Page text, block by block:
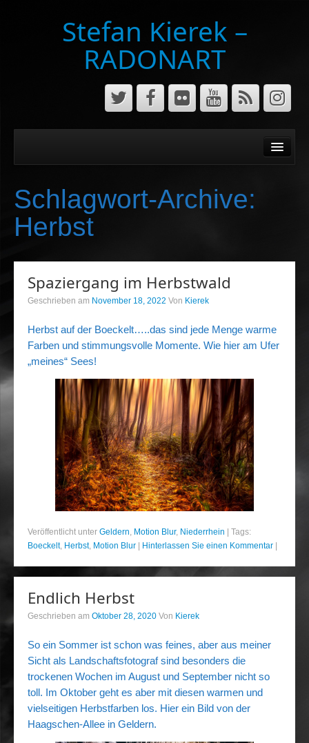
Stefan Kierek –
RADONART
Musik&Art
Surreal
Luftaufnahmen
Wettbewerb
Meine Kalender
Mein Shop
Stefan´s EduPortal
Schlagwort-Archive:
Herbst
Spaziergang im Herbstwald
Geschrieben am November 18, 2022 Von Kierek
Herbst auf der Boeckelt…..das sind jede Menge warme
Farben und stimmungsvolle Momente. Wie hier am Ufer
„meines“ Sees!
Veröffentlicht unter Geldern, Motion Blur, Niederrhein
Tags:
Boeckelt, Herbst, Motion Blur Hinterlassen Sie einen Kommentar
Endlich Herbst
Geschrieben am Oktober 28, 2020 Von Kierek
So ein Sommer ist schon was feines, aber aus meiner
Sicht als Landschaftsfotograf sind besonders die
trockenen Wochen im August und September nicht so
toll. Im Oktober geht es aber mit diesen warmen und
vielseitigen Herbstfarben los. Hier ein Bild von der
Haagschen-Allee in Geldern.